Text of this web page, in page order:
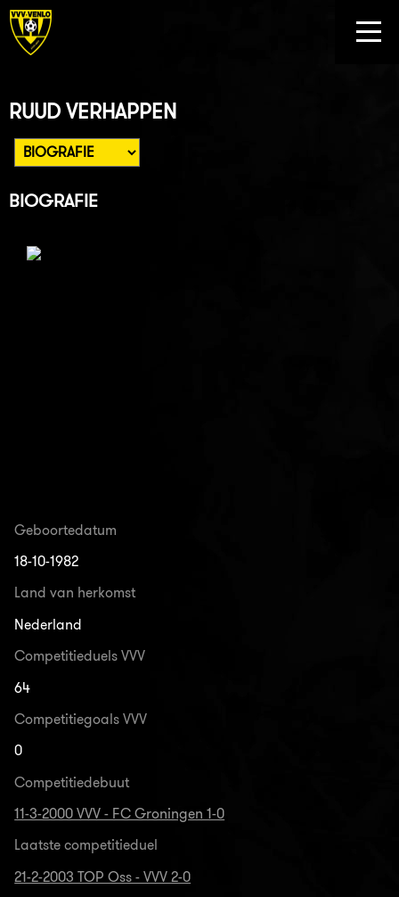
RUUD VERHAPPEN
BIOGRAFIE
Geboortedatum
18-10-1982
Land van herkomst
Nederland
Competitieduels VVV
64
Competitiegoals VVV
0
Competitiedebuut
11-3-2000 VVV - FC Groningen 1-0
Laatste competitieduel
21-2-2003 TOP Oss - VVV 2-0